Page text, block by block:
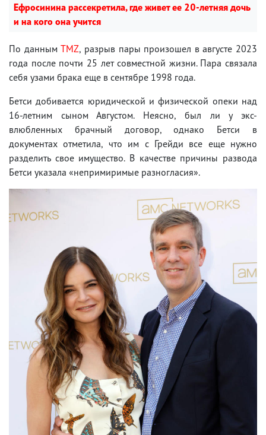
Ефросинина рассекретила, где живет ее 20-летняя дочь
и на кого она учится
По даннымTMZ, разрыв пары произошел в августе 2023
года после почти 25 лет совместной жизни. Пара связала
себя узами брака еще в сентябре 1998 года.
Бетси добивается юридической и физической опеки над
16-летним сыном Августом. Неясно, был ли у экс-
влюбленных брачный договор, однако Бетси в
документах отметила, что им с Грейди все еще нужно
разделить свое имущество. В качестве причины развода
Бетси указала «непримиримые разногласия».